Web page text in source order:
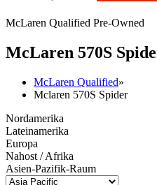
McLaren Qualified Pre-Owned
McLaren 570S
McLaren Qualified»
Mclaren 570S Spider
Nordamerika
Lateinamerika
Europa
Nahost / Afrika
Asien-Pazifik-Raum